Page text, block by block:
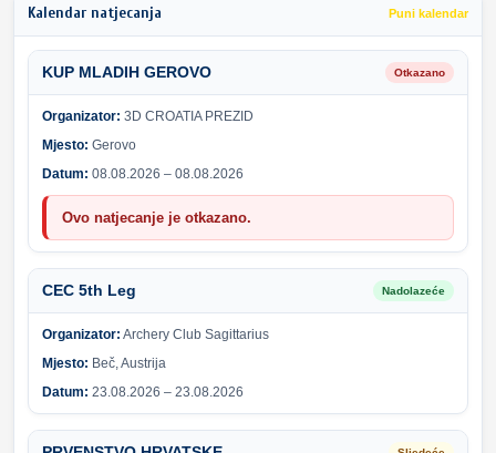
Kalendar natjecanja Puni kalendar
KUP MLADIH GEROVO Otkazano
Organizator: 3D CROATIA PREZID
Mjesto: Gerovo
Datum: 08.08.2026 – 08.08.2026
Ovo natjecanje je otkazano.
CEC 5th Leg Nadolazeće
Organizator: Archery Club Sagittarius
Mjesto: Beč, Austrija
Datum: 23.08.2026 – 23.08.2026